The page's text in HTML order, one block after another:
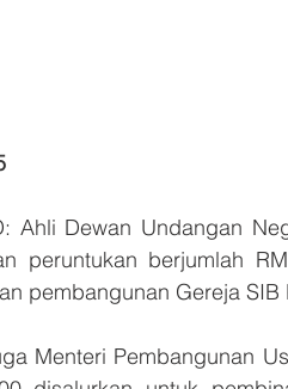
Ahli Dewan Undangan
peruntukan berjumlah
pembangunan Gereja SIB
Menteri Pembangunan